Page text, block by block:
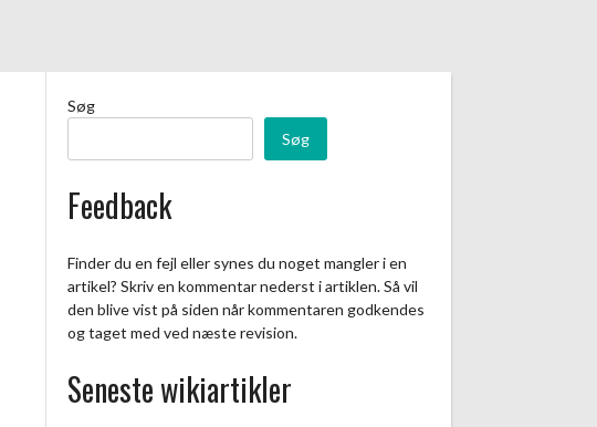
Søg
Søg
Feedback
Finder du en fejl eller synes du noget mangler i en
artikel? Skriv en kommentar nederst i artiklen. Så vil
den blive vist på siden når kommentaren godkendes
og taget med ved næste revision.
Seneste wikiartikler